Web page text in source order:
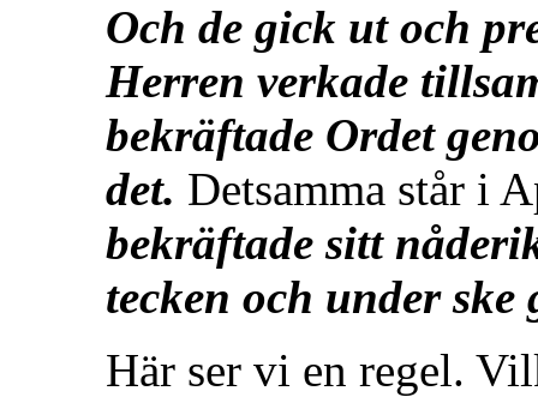
Och de gick ut och
Herren verkade
bekräftade Ordet
det. Detsamma står i
bekräftade sitt
tecken och under ske
Här ser vi en regel.